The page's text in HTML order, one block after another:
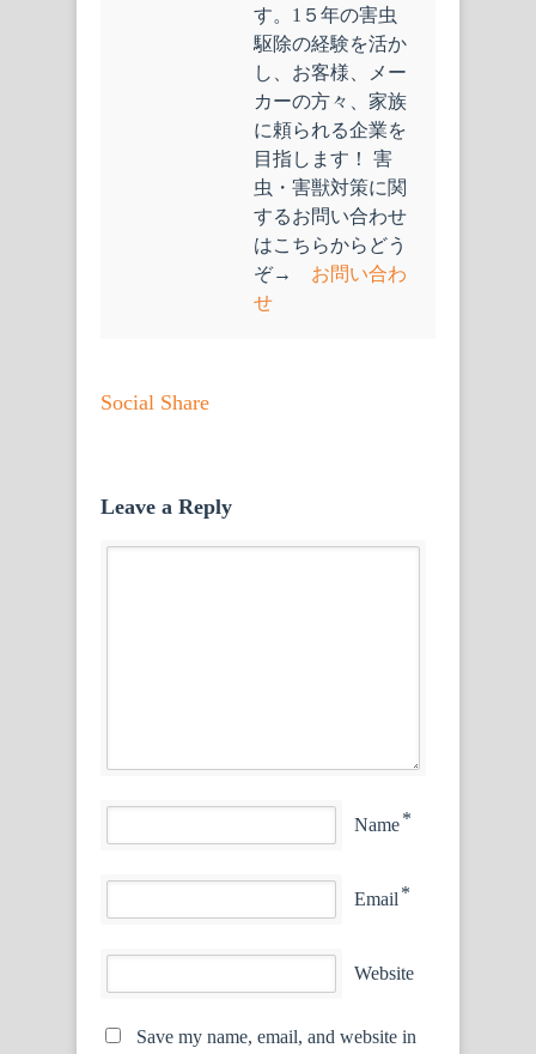
す。1５年の害虫
駆除の経験を活か
し、お客様、メー
カーの方々、家族
に頼られる企業を
目指します！ 害
虫・害獣対策に関
するお問い合わせ
はこちらからどう
ぞ→ お問い合わ
せ
Social Share
Leave a Reply
Name*
Email *
Website
Save my name, email, and website in